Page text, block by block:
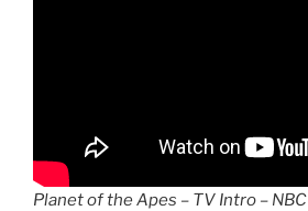
Planet of the Apes – TV Intro – NBC